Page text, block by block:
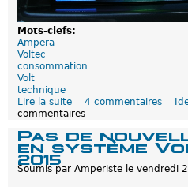
a
d
é
i
-
i
s
a
Mots-clefs:
Ampera
Voltec
consommation
Volt
technique
Lire la suite
e
o
u
q
4 commentaires
commentaires
Pas de
en système
2015
Soumis par Amperiste le vendredi